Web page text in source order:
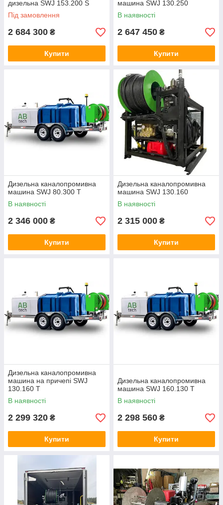
дизельна SWJ 153.200 S
Під замовлення
2 684 300 ₴
Купити
машина SWJ 130.250
В наявності
2 647 450 ₴
Купити
Дизельна каналопромивна
машина SWJ 80.300 T
В наявності
2 346 000 ₴
Купити
Дизельна каналопромивна
машина SWJ 130.160
В наявності
2 315 000 ₴
Купити
Дизельна каналопромивна
машина на причепі SWJ
130.160 T
В наявності
2 299 320 ₴
Купити
Дизельна каналопромивна
машина SWJ 160.130 T
В наявності
2 298 560 ₴
Купити